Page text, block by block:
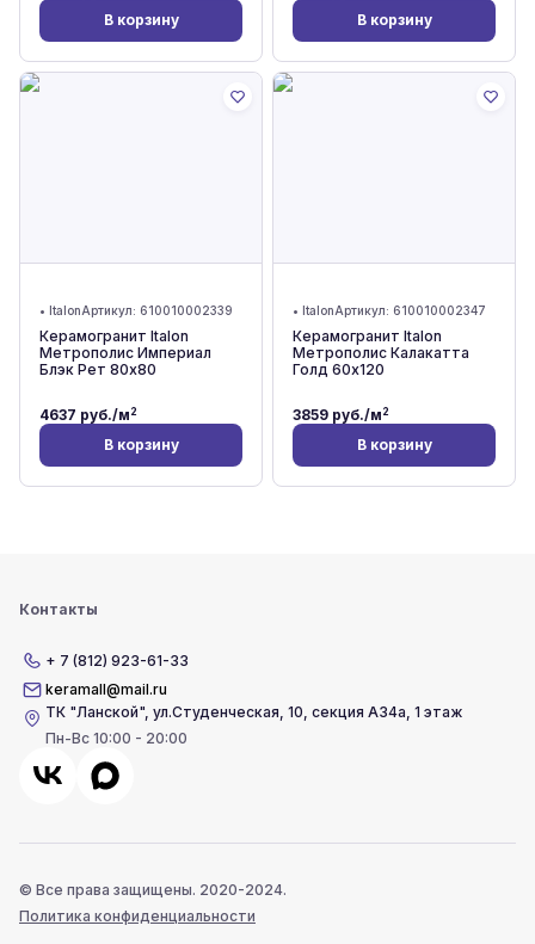
В корзину В корзину
• ItalonАртикул: 610010002339
Керамогранит Italon
Метрополис Империал
Блэк Рет 80x80
4637 руб./м2
В корзину
• ItalonАртикул: 610010002347
Керамогранит Italon
Метрополис Калакатта
Голд 60x120
3859 руб./м2
В корзину
Контакты
+ 7 (812) 923-61-33
keramall@mail.ru
ТК "Ланской",ул.Студенческая, 10, секция А34а, 1 этаж
Пн-Вс 10:00 - 20:00
© Все права защищены. 2020-2024.
Политика конфиденциальности